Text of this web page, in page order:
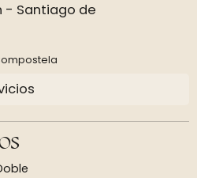
- Santiago de